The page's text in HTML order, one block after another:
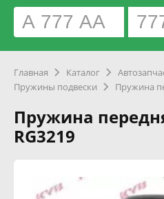
Главная Каталог
Пружины подвески
Пружина
Пружина
RG3219